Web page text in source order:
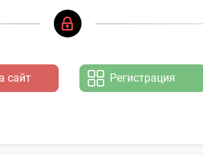
сайт Регистрация